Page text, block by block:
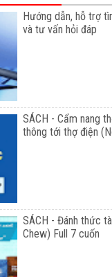
Hướng dẫn, hỗ trợ
và tư vấn hỏi đáp
SÁCH - Cẩm nang
thông tới thợ điện
SÁCH - Đánh thức
Chew) Full 7 cuốn